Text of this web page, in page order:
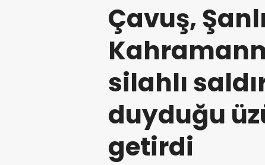
Çavuş,
silahlı
duyduğu
getirdi